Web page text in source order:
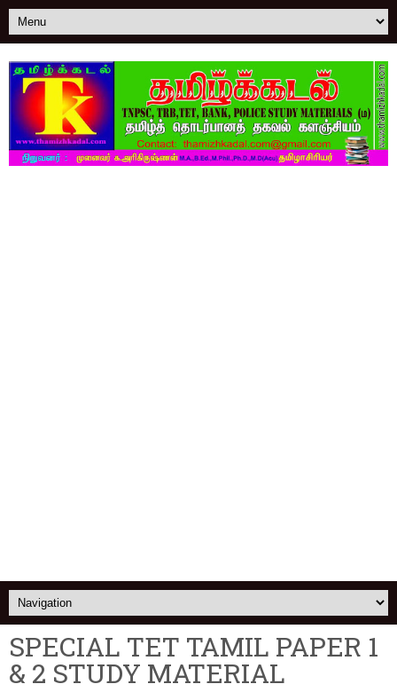
SPECIAL TET TAMIL PAPER 1
& 2 STUDY MATERIAL